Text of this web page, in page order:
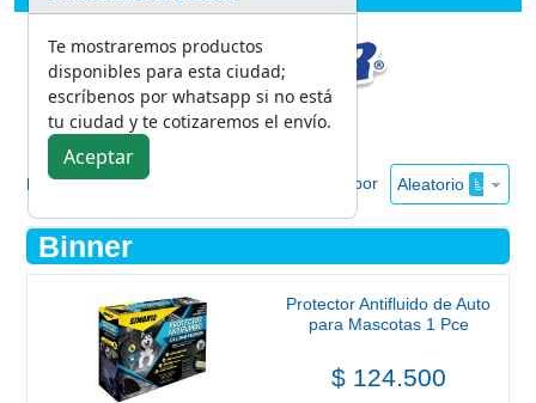
Mostrar Ordenar por Aleatorio
Binner
Protector Antifluido de Auto
para Mascotas 1 Pce
$ 124.500
Te mostraremos productos
disponibles para esta ciudad;
escríbenos por whatsapp si no está
tu ciudad y te cotizaremos el envío.
Aceptar